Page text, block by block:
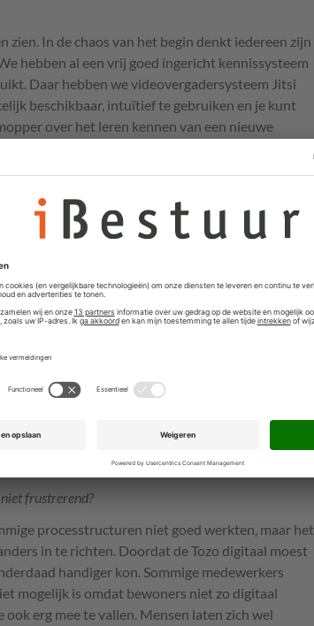
In de chaos van het begin denkt iedereen zijn
hebben al een vrij goed ingericht kennissysteem
Daar hebben we videovergadersysteem Jitsi
beschikbaar, intuïtief te gebruiken en je kunt
over het leren kennen van een nieuwe
weg. Al blijft het vervelend dat je soms uit een
je internetverbinding hapert. Maar dat moet je
hun slag. Ook bij jullie?
uitgezet. De alertheid was hoog; onze
we op ons intranet gewaarschuwd: let op,
de gaten. Als je het niet vertrouwt, meld het,
heeft daarnaast last gehad van rare berichtjes op
geschud.’
om iedereen online te krijgen, óók de mensen die
dat ze te oud waren, et cetera. Ook binnen het
dingen zien doen waarvan ze vroeger
frustrerend?
processtructuren niet goed werkten, maar het
in te richten. Doordat de Tozo digitaal moest
handiger kon. Sommige medewerkers
mogelijk is omdat bewoners niet zo digitaal
erg mee te vallen. Mensen laten zich wel